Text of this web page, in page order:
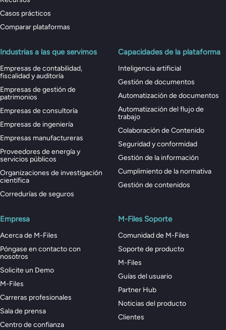
Casos prácticos
Comparar plataformas
Industrias a las que servimos
Empresas de contabilidad,
fiscalidad y auditoría
Empresas de gestión de
patrimonios
Empresas de consultoría
Empresas de ingeniería
Empresas manufactureras
Proveedores de energía y
servicios públicos
Organizaciones de investigación
científica
Corredurías de seguros
Capacidades de la plataforma
Inteligencia artificial
Gestión de documentos
Automatización de documentos
Automatización del flujo de
trabajo
Colaboración de Contenido
Seguridad y conformidad
Gestión de la información
Cumplimiento de la normativa
Gestión de contenidos
Empresa
Acerca de M-Files
Póngase en contacto con
nosotros
Solicite un Demo
M-Files
Carreras profesionales
Sala de prensa
Centro de confianza
M-Files Soporte
Comunidad de M-Files
Soporte de producto
M-Files
Guías del usuario
Partner Hub
Noticias del producto
Clientes